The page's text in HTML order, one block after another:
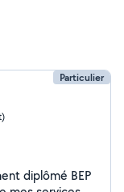
Particulier
BEP